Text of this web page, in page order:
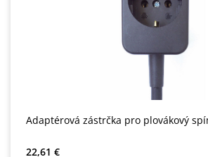
Adaptérová zástrčka pro plovákový
Běžná cena:
22,61 €